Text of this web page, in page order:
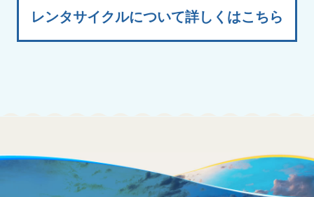
レンタサイクルについて詳しくはこちら